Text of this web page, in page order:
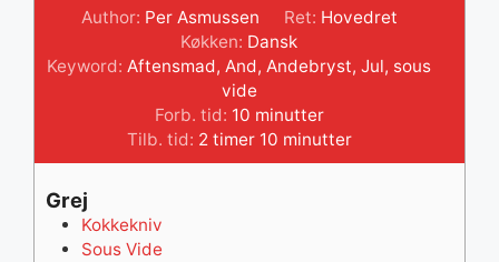
Author: Per Asmussen Ret: Hovedret
Køkken: Dansk
Keyword:Aftensmad,And,Andebryst,Jul, sous
vide
Forb. tid: 10minutter
minutter
Tilb. tid: 2timer
timer 10minutter
minutter
Grej
Kokkekniv
Sous Vide